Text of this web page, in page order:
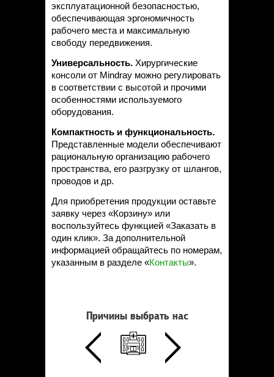
эксплуатационной безопасностью,
обеспечивающая эргономичность
рабочего места и максимальную
свободу передвижения.
Универсальность. Хирургические
консоли от Mindray можно регулировать
в соответствии с высотой и прочими
особенностями используемого
оборудования.
Компактность и функциональность.
Представленные модели обеспечивают
рациональную организацию рабочего
пространства, его разгрузку от шлангов,
проводов и др.
Для приобретения продукции оставьте
заявку через «Корзину» или
воспользуйтесь функцией «Заказать в
один клик». За дополнительной
информацией обращайтесь по номерам,
указанным в разделе «Контакты».
Причины выбрать нас